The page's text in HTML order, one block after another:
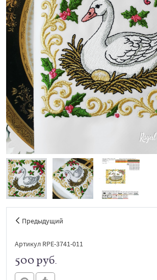
Предыдущий
Артикул RPE-3741-011
500 руб.